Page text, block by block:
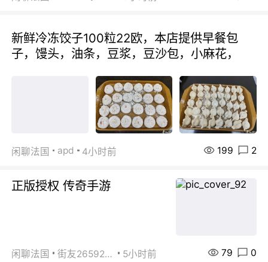
新鲜冷冻饺子100粒22欧，本店提供早餐包
子，馒头，油条，豆浆，豆沙包，小麻花，
闲聊法国 apd 4小时前 199 2
正版授权 传奇手游
闲聊法国 街友26592800 5小时前 79 0